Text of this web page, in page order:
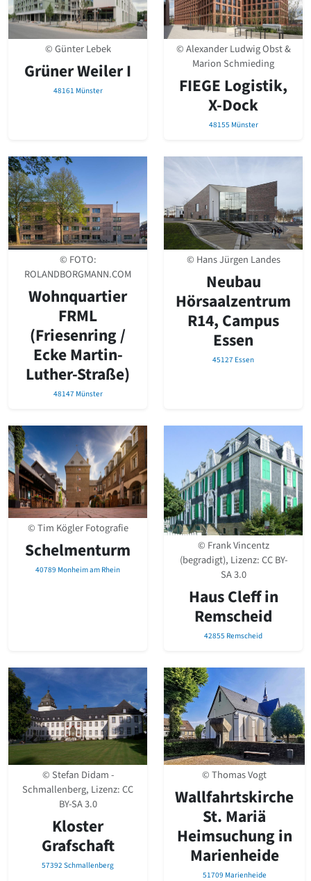
Romanik
Vorromanik
Römische Antike
Über uns
Datenschutz
Suchbegriff eingeben
© Günter Lebek
Grüner Weiler I
48161 Münster
© Alexander Ludwig Obst &
Marion Schmieding
FIEGE Logistik,
X-Dock
48155 Münster
© FOTO:
ROLANDBORGMANN.COM
Wohnquartier
FRML
(Friesenring /
Ecke Martin-
Luther-Straße)
48147 Münster
© Hans Jürgen Landes
Neubau
Hörsaalzentrum
R14, Campus
Essen
45127 Essen
© Tim Kögler Fotografie
Schelmenturm
40789 Monheim am Rhein
© Frank Vincentz
(begradigt), Lizenz:CC BY-
SA 3.0
Haus Cleff in
Remscheid
42855 Remscheid
© Stefan Didam -
Schmallenberg, Lizenz:CC
BY-SA 3.0
Kloster
Grafschaft
57392 Schmallenberg
© Thomas Vogt
Wallfahrtskirche
St­. Mariä
Heimsuchung in
Marienheide
51709 Marienheide